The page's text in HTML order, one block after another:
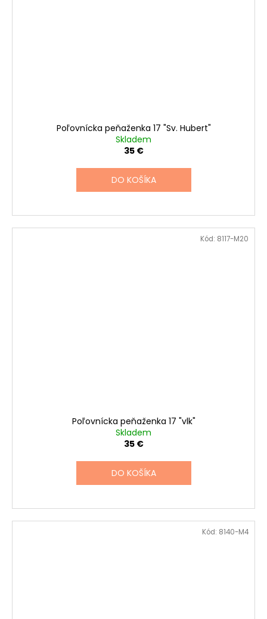
Poľovnícka peňaženka 17 "Sv. Hubert"
Skladem
35 €
DO KOŠÍKA
Poľovnícka peňaženka 17 "vlk"
Skladem
35 €
DO KOŠÍKA
Kód: 8117-M20
Kód: 8140-M4